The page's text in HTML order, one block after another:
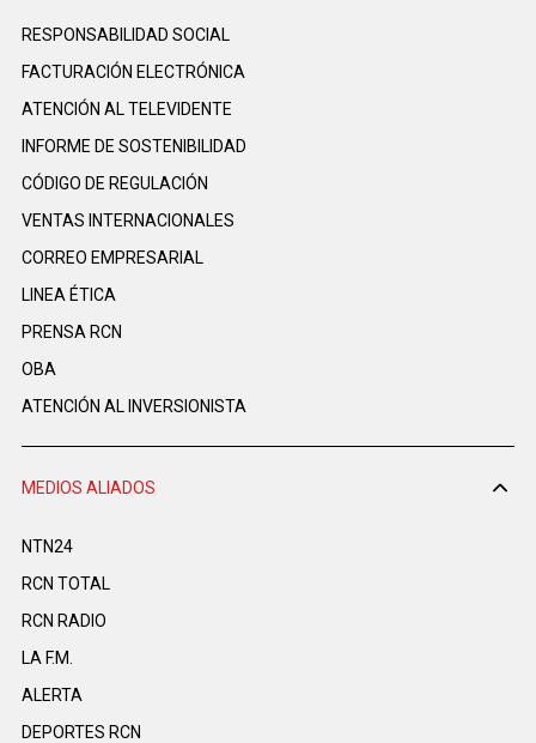
RESPONSABILIDAD SOCIAL
FACTURACIÓN ELECTRÓNICA
ATENCIÓN AL TELEVIDENTE
INFORME DE SOSTENIBILIDAD
CÓDIGO DE REGULACIÓN
VENTAS INTERNACIONALES
CORREO EMPRESARIAL
LINEA ÉTICA
PRENSA RCN
OBA
ATENCIÓN AL INVERSIONISTA
MEDIOS ALIADOS
NTN24
RCN TOTAL
RCN RADIO
LA F.M.
ALERTA
DEPORTES RCN